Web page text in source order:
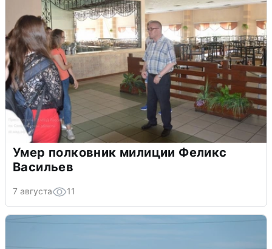
Умер полковник милиции Феликс
Васильев
7 августа 11